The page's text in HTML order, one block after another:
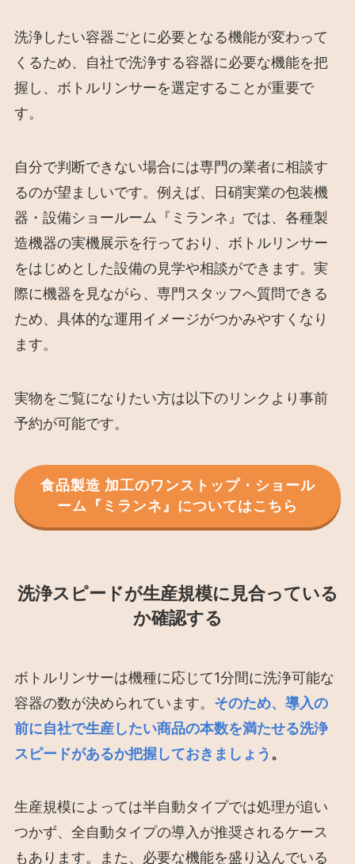
洗浄したい容器ごとに必要となる機能が変わって
くるため、自社で洗浄する容器に必要な機能を把
握し、ボトルリンサーを選定することが重要で
す。
自分で判断できない場合には専門の業者に相談す
るのが望ましいです。例えば、日硝実業の包装機
器・設備ショールーム『ミランネ』では、各種製
造機器の実機展示を行っており、ボトルリンサー
をはじめとした設備の見学や相談ができます。実
際に機器を見ながら、専門スタッフへ質問できる
ため、具体的な運用イメージがつかみやすくなり
ます。
実物をご覧になりたい方は以下のリンクより事前
予約が可能です。
食品製造 加工のワンストップ・ショール
ーム『ミランネ』についてはこちら
洗浄スピードが生産規模に見合っている
か確認する
ボトルリンサーは機種に応じて1分間に洗浄可能な
容器の数が決められています。 そのため、導入の
前に自社で生産したい商品の本数を満たせる洗浄
スピードがあるか把握しておきましょう 。
生産規模によっては半自動タイプでは処理が追い
つかず、全自動タイプの導入が推奨されるケース
もあります。また、必要な機能を盛り込んでいる